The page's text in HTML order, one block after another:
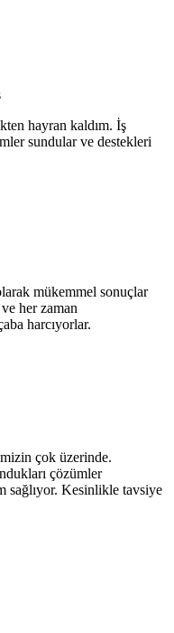
hayran kaldım. İş
sundular ve destekleri
mükemmel sonuçlar
her zaman
harcıyorlar.
çok üzerinde.
çözümler
sağlıyor. Kesinlikle tavsiye